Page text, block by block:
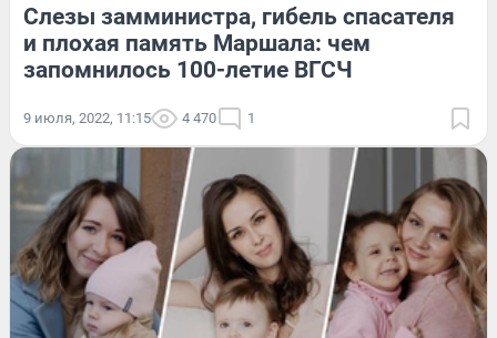
Слезы замминистра, гибель спасателя
и плохая память Маршала: чем
запомнилось 100-летие ВГСЧ
9 июля, 2022, 11:15 4 470 1